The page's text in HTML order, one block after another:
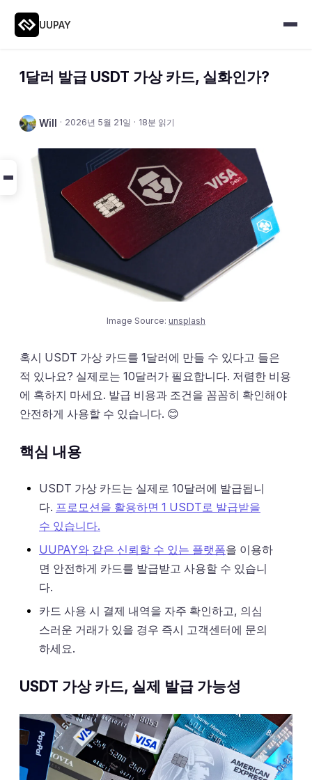
UUPAY
1달러 발급 USDT 가상 카드, 실화인가?
Will · 2026년 5월 21일 · 18분 읽기
Image Source: unsplash
혹시 USDT 가상 카드를 1달러에 만들 수 있다고 들은
적 있나요? 실제로는 10달러가 필요합니다. 저렴한 비용
에 혹하지 마세요. 발급 비용과 조건을 꼼꼼히 확인해야
안전하게 사용할 수 있습니다. 😊
핵심 내용
USDT 가상 카드는 실제로 10달러에 발급됩니
다. 프로모션을 활용하면 1 USDT로 발급받을
수 있습니다.
UUPAY와 같은 신뢰할 수 있는 플랫폼을 이용하
면 안전하게 카드를 발급받고 사용할 수 있습니
다.
카드 사용 시 결제 내역을 자주 확인하고, 의심
스러운 거래가 있을 경우 즉시 고객센터에 문의
하세요.
USDT 가상 카드, 실제 발급 가능성